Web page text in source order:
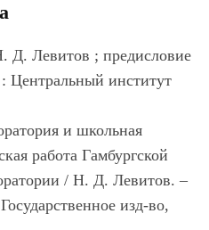
Д. Левитов ; предисловие
Центральный институт
и школьная
работа Гамбургской
/ Н. Д. Левитов. –
изд-во,